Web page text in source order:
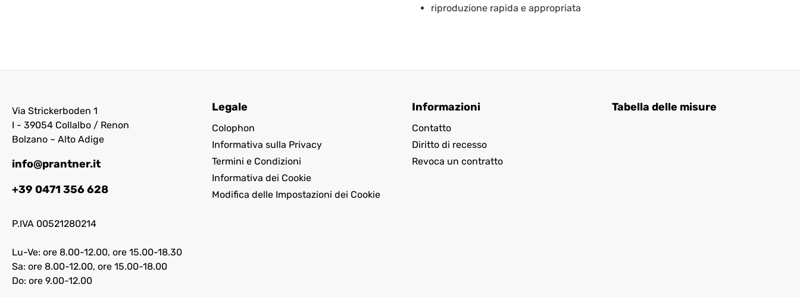
riproduzione rapida e appropriata
Via Strickerboden 1
I - 39054 Collalbo / Renon
Bolzano ~ Alto Adige
info@prantner.it
+39 0471 356 628
P.IVA 00521280214
Lu-Ve: ore 8.00-12.00, ore 15.00-18.30
Sa: ore 8.00-12.00, ore 15.00-18.00
Do: ore 9.00-12.00
Legale
Colophon
Informativa sulla Privacy
Termini e Condizioni
Informativa dei Cookie
Modifica delle Impostazioni dei Cookie
Informazioni
Contatto
Diritto di recesso
Revoca un contratto
Tabella delle misure